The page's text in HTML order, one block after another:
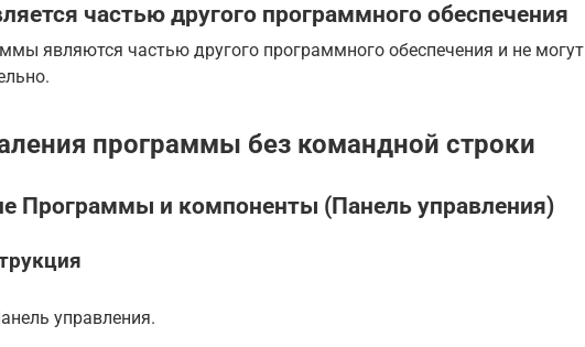
частью другого программного обеспечения
являются частью другого программного обеспечения и не могут
программы без командной строки
Программы и компоненты (Панель управления)
управления.